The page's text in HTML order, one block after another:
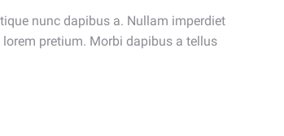
nunc dapibus a. Nullam imperdiet
pretium. Morbi dapibus a tellus